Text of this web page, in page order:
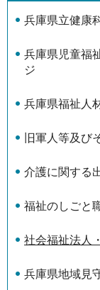
兵庫県立健康
兵庫県児童福
ジ
兵庫県福祉人
旧軍人等及び
介護に関する
福祉のしごと
社会福祉法人
兵庫県地域見